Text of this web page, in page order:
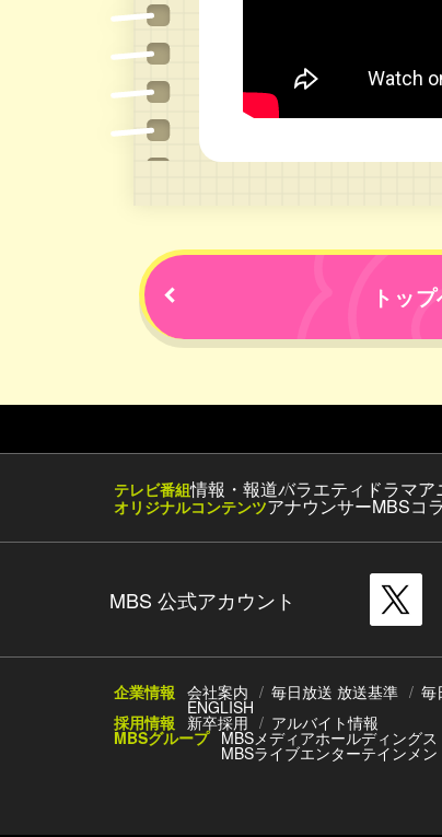
トッ
テレビ番組情報・報道バラエティ ドラマア
オリジナルコンテンツアナウンサーMBSコ
MBS 公式アカウント
企業情報 会社案内 毎日放送 放送基準 毎
ENGLISH
採用情報 新卒採用 アルバイト情報
MBSグループ MBSメディアホールディングス
MBSライブエンターテインメン